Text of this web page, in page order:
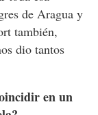
de Aragua y
también,
dio tantos
en un